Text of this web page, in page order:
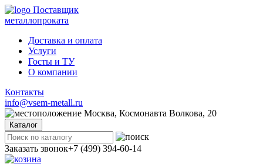
Поставщик
металлопроката
Доставка и оплата
Услуги
Госты и ТУ
О компании
Контакты
info@vsem-metall.ru
Москва, Космонавта Волкова, 20
Каталог
Заказать звонок+7 (499) 394-60-14